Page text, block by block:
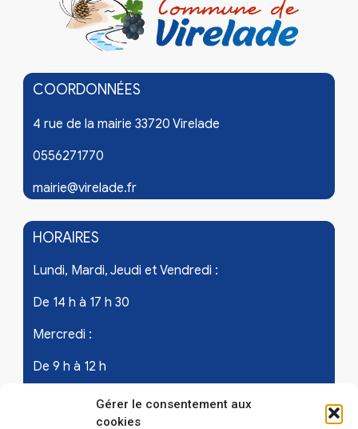
Gérer le consentement aux
cookies
COORDONNÉES
4 rue de la mairie 33720 Virelade
0556271770
mairie@virelade.fr
HORAIRES
Lundi, Mardi, Jeudi et Vendredi :
De 14 h à 17 h 30
Mercredi :
De 9 h à 12 h
Samedi - les 1er et 3ème de chaque mois :